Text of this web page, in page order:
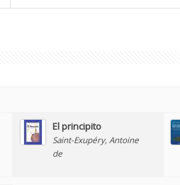
El principito
Saint-Exupéry, Antoine
de